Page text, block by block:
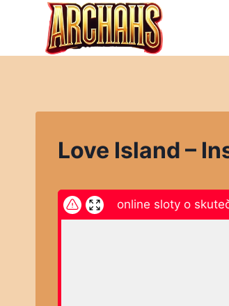
Přeskočit
Love Island –
zde a hrajte online sloty o